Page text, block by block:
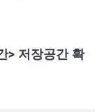
> 저장공간 확